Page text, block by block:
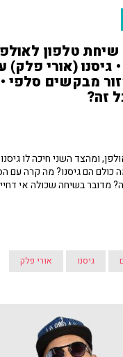
שיחת טלפון
גיסנו (אורי פלק)
מבקשים סלפי
זה?
ומהצד השני חיכה לו
כולם הם גיסנו? מה קרה עם
מדובר בשיחה שכולה אי
גיסנו אורי פלק